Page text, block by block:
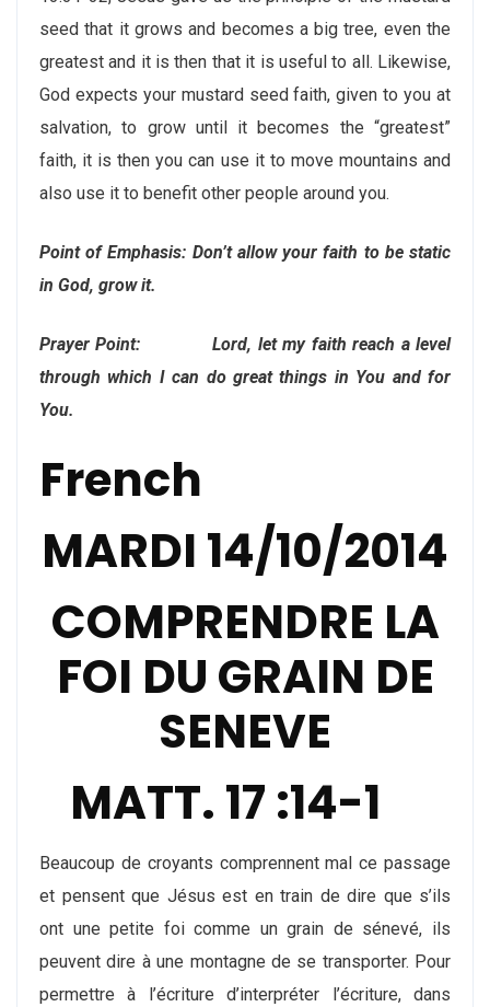
seed that it grows and becomes a big tree, even the
greatest and it is then that it is useful to all. Likewise,
God expects your mustard seed faith, given to you at
salvation, to grow until it becomes the “greatest”
faith, it is then you can use it to move mountains and
also use it to benefit other people around you.
Point of Emphasis: Don’t allow your faith to be static
in God, grow it.
Prayer Point: Lord, let my faith reach a level
through which I can do great things in You and for
You.
French
MARDI 14/10/2014
COMPRENDRE LA
FOI DU GRAIN DE
SENEVE
MATT. 17 :14-1
Beaucoup de croyants comprennent mal ce passage
et pensent que Jésus est en train de dire que s’ils
ont une petite foi comme un grain de sénevé, ils
peuvent dire à une montagne de se transporter. Pour
permettre à l’écriture d’interpréter l’écriture, dans